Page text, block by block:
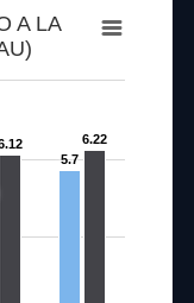
A LA
5.7
6.22